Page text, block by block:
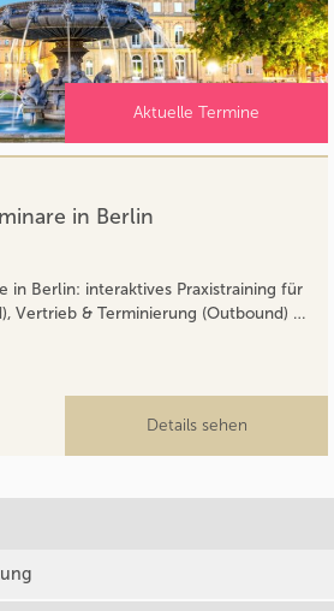
Aktuelle Termine
in Berlin
in Berlin: interaktives Praxistraining für
Vertrieb & Terminierung (Outbound) …
Details sehen